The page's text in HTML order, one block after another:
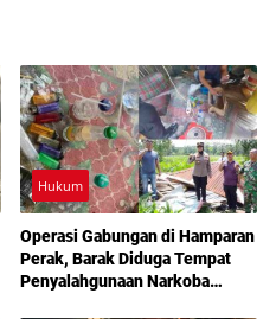
Hukum
Operasi Gabungan di Hamparan
Perak, Barak Diduga Tempat
Penyalahgunaan Narkoba